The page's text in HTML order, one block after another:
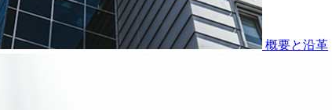
概要と沿革